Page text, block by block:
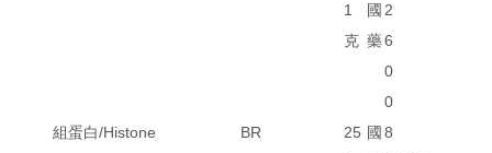
1
克
國
藥
2
6
0
0
組蛋白/Histone BR
25 國 8